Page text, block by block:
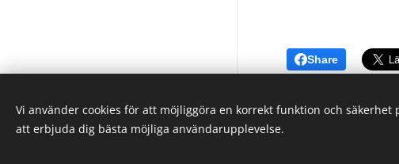
Share
Vi använder cookies för att möjliggöra en korrekt funktion och säkerhet
att erbjuda dig bästa möjliga användarupplevelse.